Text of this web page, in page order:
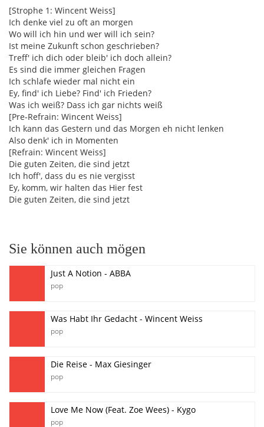
[Strophe 1: Wincent Weiss]
Ich denke viel zu oft an morgen
Wo will ich hin und wer will ich sein?
Ist meine Zukunft schon geschrieben?
Treff' ich dich oder bleib' ich doch allein?
Es sind die immer gleichen Fragen
Ich schlafe wieder mal nicht ein
Ey, find' ich Liebe? Find' ich Frieden?
Was ich weiß? Dass ich gar nichts weiß
[Pre-Refrain: Wincent Weiss]
Ich kann das Gestern und das Morgen eh nicht lenken
Also denk' ich in Momenten
[Refrain: Wincent Weiss]
Die guten Zeiten, die sind jetzt
Ich hoff', dass du es nie vergisst
Ey, komm, wir halten das Hier fest
Die guten Zeiten, die sind jetzt
Sie können auch mögen
Just A Notion - ABBA
pop
Was Habt Ihr Gedacht - Wincent Weiss
pop
Die Reise - Max Giesinger
pop
Love Me Now (Feat. Zoe Wees) - Kygo
pop